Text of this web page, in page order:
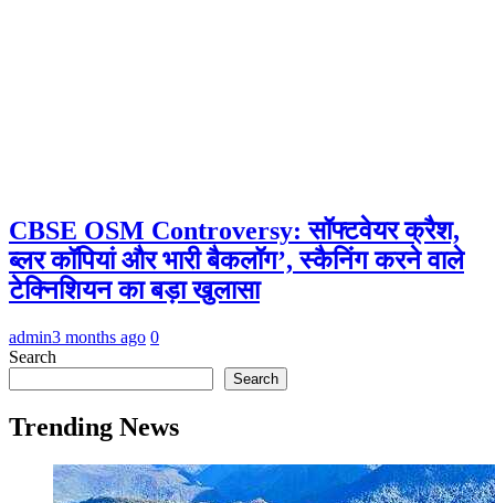
CBSE OSM Controversy: सॉफ्टवेयर क्रैश,
ब्लर कॉपियां और भारी बैकलॉग’, स्कैनिंग करने वाले
टेक्निशियन का बड़ा खुलासा
admin3 months ago 0
Search
Search
Trending News